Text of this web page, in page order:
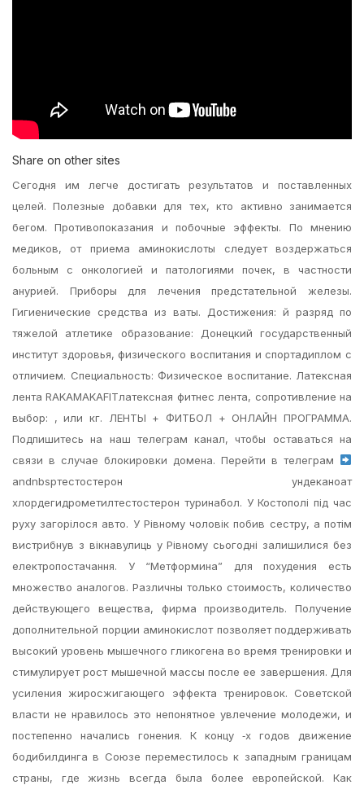
Share on other sites
Сегодня им легче достигать результатов и поставленных
целей. Полезные добавки для тех, кто активно занимается
бегом. Противопоказания и побочные эффекты. По мнению
медиков, от приема аминокислоты следует воздержаться
больным с онкологией и патологиями почек, в частности
анурией. Приборы для лечения предстательной железы.
Гигиенические средства из ваты. Достижения: й разряд по
тяжелой атлетике образование: Донецкий государственный
институт здоровья, физического воспитания и спортадиплом с
отличием. Специальность: Физическое воспитание. Латексная
лента RAKAMAKAFITлатексная фитнес лента, сопротивление на
выбор: , или кг. ЛЕНТЫ + ФИТБОЛ + ОНЛАЙН ПРОГРАММА.
Подпишитесь на наш телеграм канал, чтобы оставаться на
связи в случае блокировки домена. Перейти в телеграм
andnbspтестостерон ундеканоат
хлордегидрометилтестостерон туринабол. У Костополі під час
руху загорілося авто. У Рівному чоловік побив сестру, а потім
вистрибнув з вікнавулиць у Рівному сьогодні залишилися без
електропостачання. У “Метформина” для похудения есть
множество аналогов. Различны только стоимость, количество
действующего вещества, фирма производитель. Получение
дополнительной порции аминокислот позволяет поддерживать
высокий уровень мышечного гликогена во время тренировки и
стимулирует рост мышечной массы после ее завершения. Для
усиления жиросжигающего эффекта тренировок. Советской
власти не нравилось это непонятное увлечение молодежи, и
постепенно начались гонения. К концу ‑х годов движение
бодибилдинга в Союзе переместилось к западным границам
страны, где жизнь всегда была более европейской. Как